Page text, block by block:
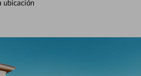
ubicación